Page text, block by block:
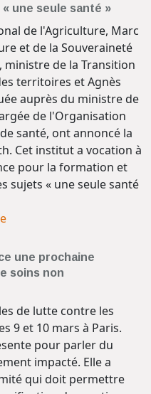
une seule santé »
de l'Agriculture, Marc
et de la Souveraineté
ministre de la Transition
territoires et Agnès
auprès du ministre de
de l'Organisation
santé, ont annoncé la
Cet institut a vocation à
pour la formation et
sujets « une seule santé
une prochaine
soins non
de lutte contre les
9 et 10 mars à Paris.
pour parler du
impacté. Elle a
qui doit permettre